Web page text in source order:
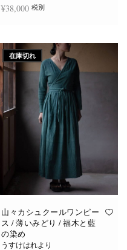
¥38,000 税別
在庫切れ
山々カシュクールワンピー
ス / 薄いみどり / 福木と藍
の染め
うすけはれより